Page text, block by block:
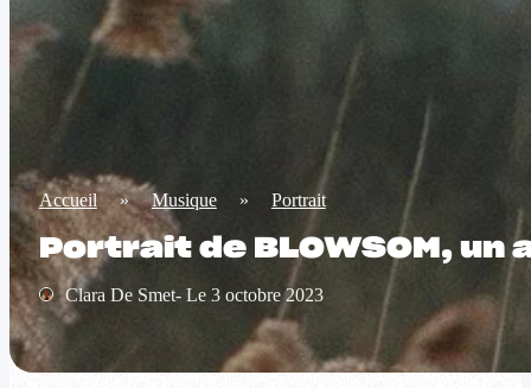
Accueil » Musique » Portrait
Portrait de BLOWSOM,
Clara De Smet- Le 3 octobre 2023